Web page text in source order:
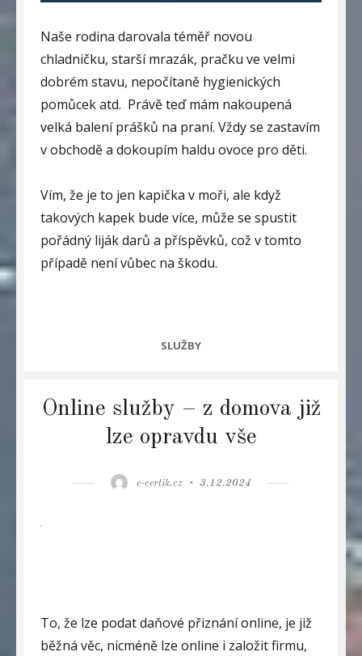
Naše rodina darovala téměř novou
chladničku, starší mrazák, pračku ve velmi
dobrém stavu, nepočítaně hygienických
pomůcek atd. Právě teď mám nakoupená
velká balení prášků na praní. Vždy se zastavím
v obchodě a dokoupím haldu ovoce pro děti.
Vím, že je to jen kapička v moři, ale když
takových kapek bude více, může se spustit
pořádný liják darů a příspěvků, což v tomto
případě není vůbec na škodu.
CATEGORIES
SLUŽBY
Online služby – z domova již
lze opravdu vše
Author
e-certik.cz
Posted
3.12.2024
To, že lze podat daňové přiznání online, je již
běžná věc, nicméně lze online i založit firmu,